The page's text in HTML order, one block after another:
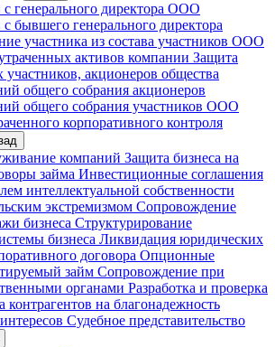
генерального директора ООО
бывшего генерального директора
участника из состава участников ООО
активов компании Защита
акционеров общества
общего собрания акционеров
общего собрания участников ООО
корпоративного контроля
компаний Защита бизнеса на
займа Инвестиционные соглашения
интеллектуальной собственности
экстремизмом Сопровождение
бизнеса Структурирование
бизнеса Ликвидация юридических
договора Опционные
займ Сопровождение при
органами Разработка и проверка
контрагентов на благонадежность
Судебное представительство